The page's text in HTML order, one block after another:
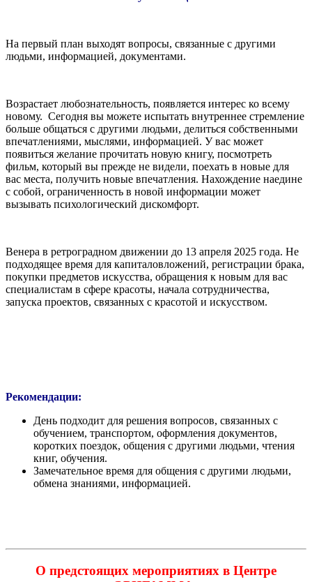
На первый план выходят вопросы, связанные с другими
людьми, информацией, документами.
Возрастает любознательность, появляется интерес ко всему
новому. Сегодня вы можете испытать внутреннее стремление
больше общаться с другими людьми, делиться собственными
впечатлениями, мыслями, информацией. У вас может
появиться желание прочитать новую книгу, посмотреть
фильм, который вы прежде не видели, поехать в новые для
вас места, получить новые впечатления. Нахождение наедине
с собой, ограниченность в новой информации может
вызывать психологический дискомфорт.
Венера в ретроградном движении до 13 апреля 2025 года. Не
подходящее время для капиталовложений, регистрации брака,
покупки предметов искусства, обращения к новым для вас
специалистам в сфере красоты, начала сотрудничества,
запуска проектов, связанных с красотой и искусством.
Рекомендации:
День подходит для решения вопросов, связанных с
обучением, транспортом, оформления документов,
коротких поездок, общения с другими людьми, чтения
книг, обучения.
Замечательное время для общения с другими людьми,
обмена знаниями, информацией.
О предстоящих мероприятиях в Центре